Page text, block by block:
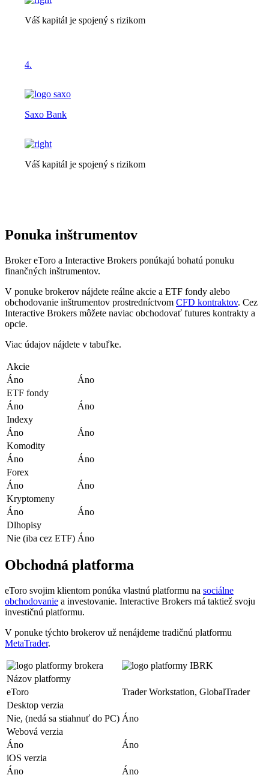
Váš kapitál je spojený s rizikom
4.
Saxo Bank
Váš kapitál je spojený s rizikom
Ponuka inštrumentov
Broker eToro a Interactive Brokers ponúkajú bohatú ponuku
finančných inštrumentov.
V ponuke brokerov nájdete reálne akcie a ETF fondy alebo
obchodovanie inštrumentov prostredníctvom CFD kontraktov. Cez
Interactive Brokers môžete naviac obchodovať futures kontrakty a
opcie.
Viac údajov nájdete v tabuľke.
Akcie
Áno
Áno
ETF fondy
Áno
Áno
Indexy
Áno
Áno
Komodity
Áno
Áno
Forex
Áno
Áno
Kryptomeny
Áno
Áno
Dlhopisy
Nie (iba cez ETF) Áno
Obchodná platforma
eToro svojim klientom ponúka vlastnú platformu na sociálne
obchodovanie a investovanie. Interactive Brokers má taktiež svoju
investičnú platformu.
V ponuke týchto brokerov už nenájdeme tradičnú platformu
MetaTrader.
Názov platformy
eToro
Trader Workstation, GlobalTrader
Desktop verzia
Nie, (nedá sa stiahnuť do PC) Áno
Webová verzia
Áno
Áno
iOS verzia
Áno
Áno